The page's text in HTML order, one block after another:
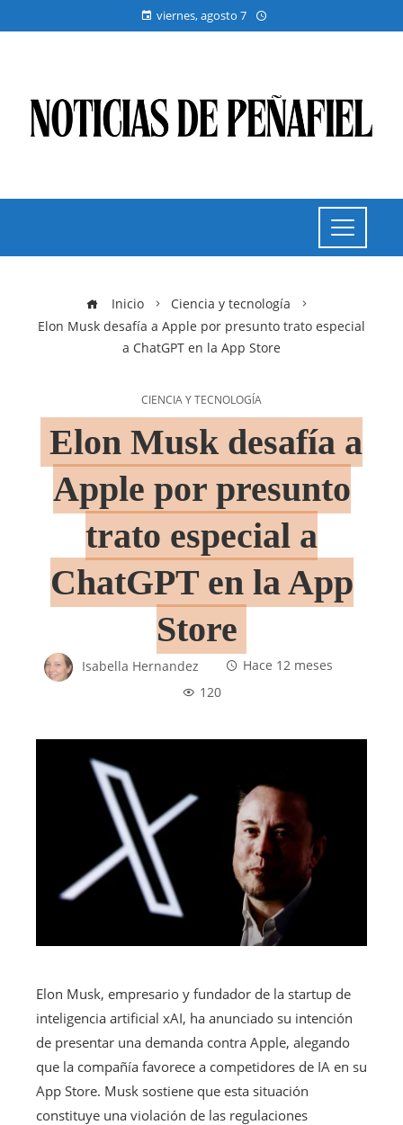
viernes, agosto 7
Inicio
Ciencia y tecnología
Elon Musk desafía a Apple por presunto trato especial
a ChatGPT en la App Store
CIENCIA Y TECNOLOGÍA
Elon Musk desafía a
Apple por presunto
trato especial a
ChatGPT en la App
Store
Isabella Hernandez
Hace 12 meses
120
Elon Musk, empresario y fundador de la startup de
inteligencia artificial xAI, ha anunciado su intención
de presentar una demanda contra Apple, alegando
que la compañía favorece a competidores de IA en su
App Store. Musk sostiene que esta situación
constituye una violación de las regulaciones